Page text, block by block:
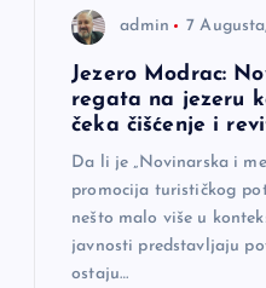
admin 7
Jezero Modrac:
regata na jezeru
čeka čišćenje i
Da li je „Novinarska i
promocija turističkog
nešto malo više u
javnosti predstavljaju
ostaju…